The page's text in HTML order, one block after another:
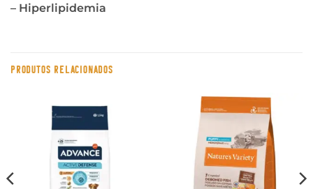
– Hiperlipidemia
PRODUTOS RELACIONADOS